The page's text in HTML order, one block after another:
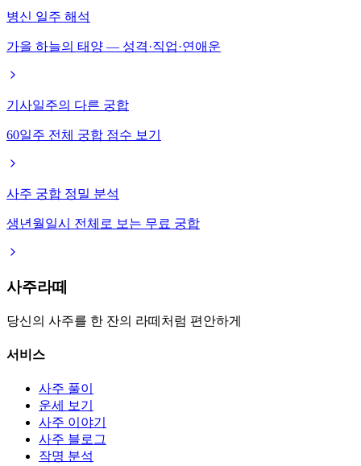
병신 일주 해석
가을 하늘의 태양 — 성격·직업·연애운
기사일주의 다른 궁합
60일주 전체 궁합 점수 보기
사주 궁합 정밀 분석
생년월일시 전체로 보는 무료 궁합
사주라떼
당신의 사주를 한 잔의 라떼처럼 편안하게
서비스
사주 풀이
운세 보기
사주 이야기
사주 블로그
작명 분석